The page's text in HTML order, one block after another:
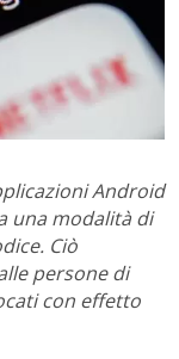
Android
una modalità di
Ciò
persone di
con effetto